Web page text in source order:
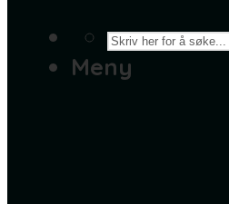
Meny